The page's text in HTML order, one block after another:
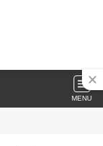
MENU